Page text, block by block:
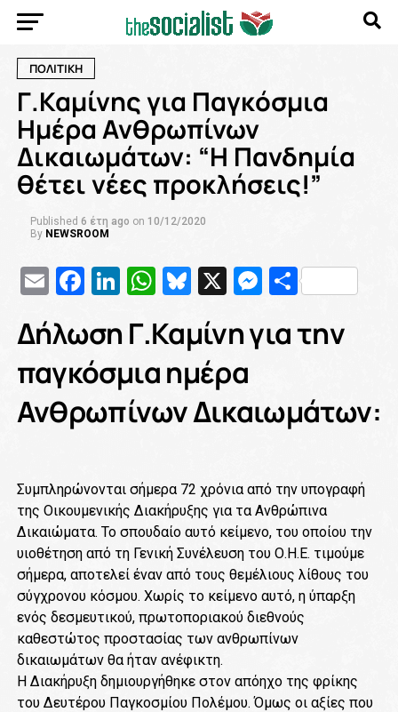
ΠΟΛΙΤΙΚΗ
Γ.Καμίνης για Παγκόσμια
Ημέρα Ανθρωπίνων
Δικαιωμάτων: “Η Πανδημία
θέτει νέες προκλήσεις!”
Published 6 έτη ago on 10/12/2020
By NEWSROOM
EmailFacebook
LinkedIn
WhatsApp
Bluesky
X
Δήλωση Γ.Καμίνη για την
παγκόσμια ημέρα
Ανθρωπίνων Δικαιωμάτων:
Συμπληρώνονται σήμερα 72 χρόνια από την υπογραφή
της Οικουμενικής Διακήρυξης για τα Ανθρώπινα
Δικαιώματα. Το σπουδαίο αυτό κείμενο, του οποίου την
υιοθέτηση από τη Γενική Συνέλευση του Ο.Η.Ε. τιμούμε
σήμερα, αποτελεί έναν από τους θεμέλιους λίθους του
σύγχρονου κόσμου. Χωρίς το κείμενο αυτό, η ύπαρξη
ενός δεσμευτικού, πρωτοποριακού διεθνούς
καθεστώτος προστασίας των ανθρωπίνων
δικαιωμάτων θα ήταν ανέφικτη.
Η Διακήρυξη δημιουργήθηκε στον απόηχο της φρίκης
του Δευτέρου Παγκοσμίου Πολέμου. Όμως οι αξίες που